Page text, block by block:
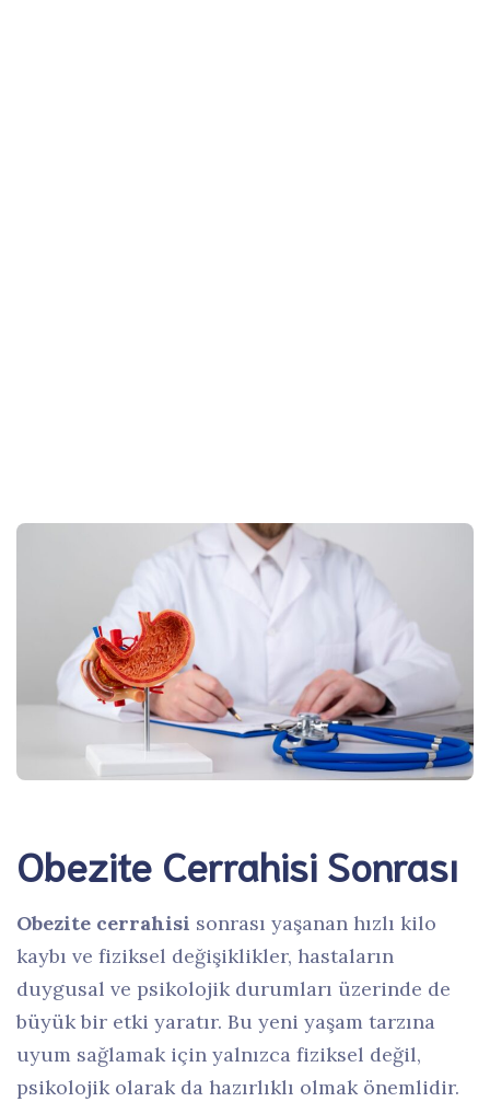
Obezite Cerrahisi Sonrası
Obezite cerrahisi sonrası yaşanan hızlı kilo
kaybı ve fiziksel değişiklikler, hastaların
duygusal ve psikolojik durumları üzerinde de
büyük bir etki yaratır. Bu yeni yaşam tarzına
uyum sağlamak için yalnızca fiziksel değil,
psikolojik olarak da hazırlıklı olmak önemlidir.